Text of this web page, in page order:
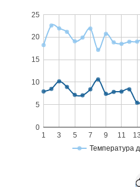
Температура
1 3 5 7 9 11
0
5
10
15
20
25